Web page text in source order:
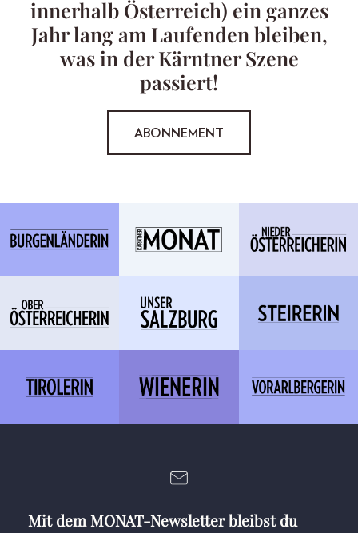
innerhalb Österreich) ein ganzes
Jahr lang am Laufenden bleiben,
was in der Kärntner Szene
passiert!
ABONNEMENT
Mit dem MONAT-Newsletter bleibst du